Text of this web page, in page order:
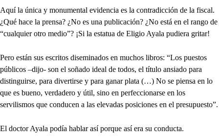
Aquí la única y monumental evidencia es la contradicción de la fiscal.
¿Qué hace la prensa? ¿No es una publicación? ¿No está en el rango de
“cualquier otro medio”? ¡Si la estatua de Eligio Ayala pudiera gritar!
Pero están sus escritos diseminados en muchos libros: “Los puestos
públicos –dijo- son el soñado ideal de todos, el título ansiado para
distinguirse, para divertirse y para ganar plata (…) No se piensa en lo
que es bueno, verdadero y útil, sino en perfeccionarse en los
servilismos que conducen a las elevadas posiciones en el presupuesto”.
El doctor Ayala podía hablar así porque así era su conducta.